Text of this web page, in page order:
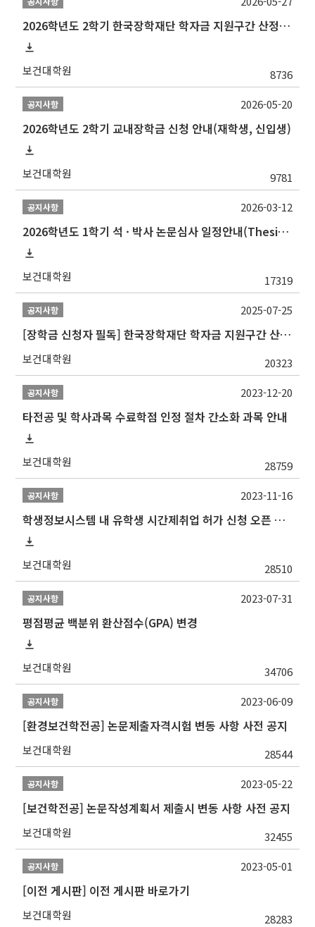
2026학년도 2학기 한국장학재단 학자금 지원구간 산정 신청 안내
보건대학원 8736
공지사항
2026학년도 2학기 교내장학금 신청 안내(재학생, 신입생)
보건대학원 9781
2026-05-20
공지사항
2026학년도 1학기 석 · 박사 논문심사 일정안내(Thesis Defense Schedules)
보건대학원 17319
2026-03-12
공지사항
[장학금 신청자 필독] 한국장학재단 학자금 지원구간 산정 권고
보건대학원 20323
2025-07-25
공지사항
타전공 및 학사과목 수료학점 인정 절차 간소화 과목 안내
보건대학원 28759
2023-12-20
공지사항
학생정보시스템 내 유학생 시간제취업 허가 신청 오픈 안내
보건대학원 28510
2023-11-16
공지사항
평점평균 백분위 환산점수(GPA) 변경
보건대학원 34706
2023-07-31
공지사항
[환경보건학전공] 논문제출자격시험 변동 사항 사전 공지
보건대학원 28544
2023-06-09
공지사항
[보건학전공] 논문작성계획서 제출시 변동 사항 사전 공지
보건대학원 32455
2023-05-22
공지사항
[이전 게시판] 이전 게시판 바로가기
보건대학원 28283
2023-05-01